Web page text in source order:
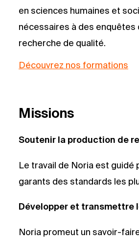
en sciences humaines et
nécessaires à des enquêtes
recherche de qualité.
Découvrez nos formations
Missions
Soutenir la production de
Le travail de Noria est guidé
garants des standards les
Développer et transmettre
Noria promeut un savoir-